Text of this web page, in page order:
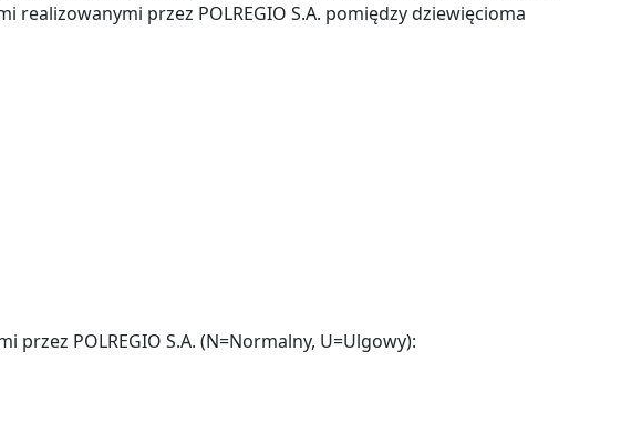
przez POLREGIO S.A. pomiędzy dziewięcioma
POLREGIO S.A. (N=Normalny, U=Ulgowy):